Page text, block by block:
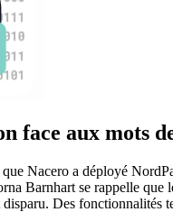
face aux mots
Nacero a déployé
Barnhart se rappelle
Des fonctionnalités